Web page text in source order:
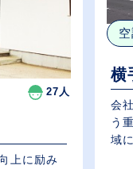
27人
上に励み
横
会
う
域